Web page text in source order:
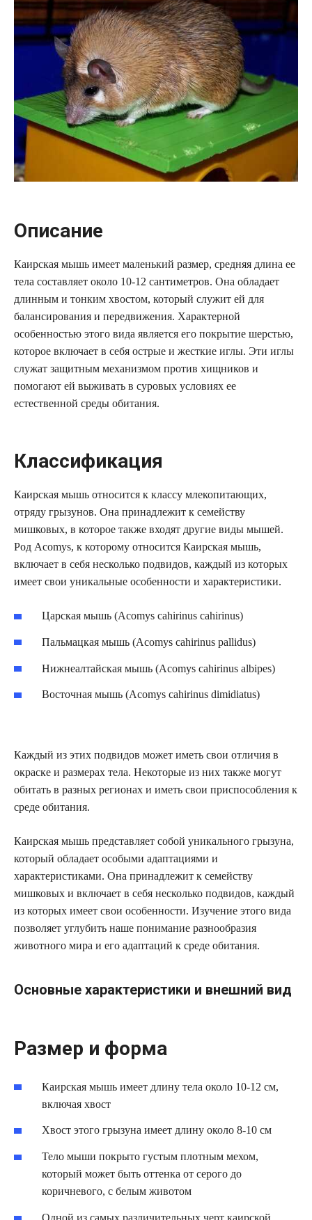
Описание
Каирская мышь имеет маленький размер, средняя длина ее
тела составляет около 10-12 сантиметров. Она обладает
длинным и тонким хвостом, который служит ей для
балансирования и передвижения. Характерной
особенностью этого вида является его покрытие шерстью,
которое включает в себя острые и жесткие иглы. Эти иглы
служат защитным механизмом против хищников и
помогают ей выживать в суровых условиях ее
естественной среды обитания.
Классификация
Каирская мышь относится к классу млекопитающих,
отряду грызунов. Она принадлежит к семейству
мишковых, в которое также входят другие виды мышей.
Род Acomys, к которому относится Каирская мышь,
включает в себя несколько подвидов, каждый из которых
имеет свои уникальные особенности и характеристики.
Царская мышь (Acomys cahirinus cahirinus)
Пальмацкая мышь (Acomys cahirinus pallidus)
Нижнеалтайская мышь (Acomys cahirinus albipes)
Восточная мышь (Acomys cahirinus dimidiatus)
Каждый из этих подвидов может иметь свои отличия в
окраске и размерах тела. Некоторые из них также могут
обитать в разных регионах и иметь свои приспособления к
среде обитания.
Каирская мышь представляет собой уникального грызуна,
который обладает особыми адаптациями и
характеристиками. Она принадлежит к семейству
мишковых и включает в себя несколько подвидов, каждый
из которых имеет свои особенности. Изучение этого вида
позволяет углубить наше понимание разнообразия
животного мира и его адаптаций к среде обитания.
Основные характеристики и внешний вид
Размер и форма
Каирская мышь имеет длину тела около 10-12 см,
включая хвост
Хвост этого грызуна имеет длину около 8-10 см
Тело мыши покрыто густым плотным мехом,
который может быть оттенка от серого до
коричневого, с белым животом
Одной из самых различительных черт каирской